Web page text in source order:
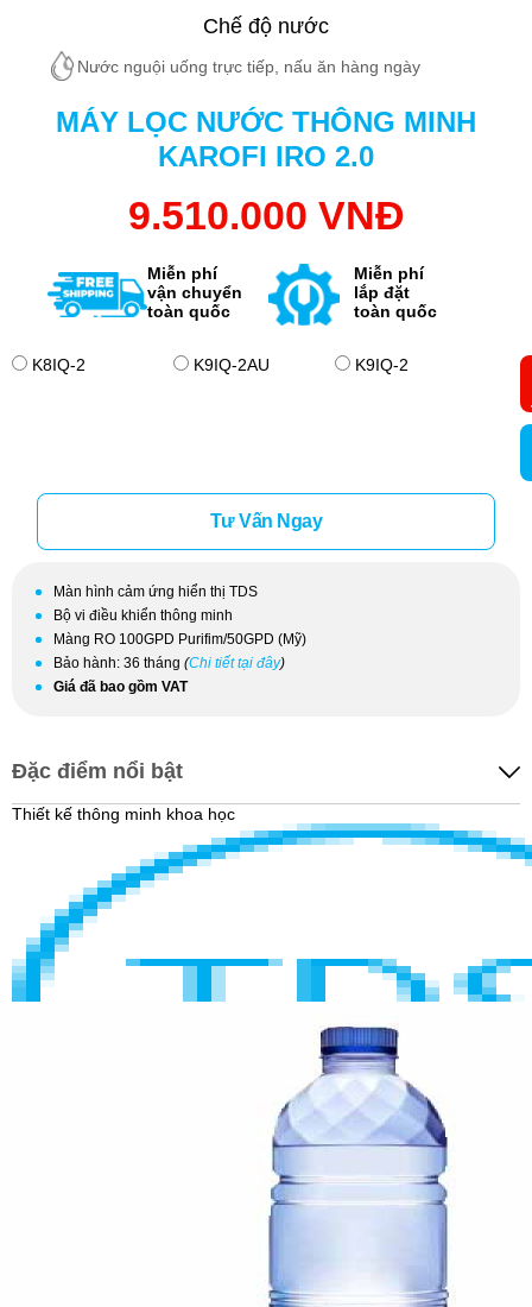
Chế độ nước
Nước nguội uống trực tiếp, nấu ăn hàng ngày
MÁY LỌC NƯỚC THÔNG MINH
KAROFI IRO 2.0
9.510.000 VNĐ
Miễn phí
vận chuyển
toàn quốc
Miễn phí
lắp đặt
toàn quốc
K8IQ-2 K9IQ-2AU K9IQ-2
Tư Vấn Ngay
Màn hình cảm ứng hiển thị TDS
Bộ vi điều khiển thông minh
Màng RO 100GPD Purifim/50GPD (Mỹ)
Bảo hành: 36 tháng (Chi tiết tại đây)
Giá đã bao gồm VAT
Đặc điểm nổi bật
Thiết kế thông minh khoa học
Hiển thị chính xác độ sạch của nước sau lọc giúp người dùng an